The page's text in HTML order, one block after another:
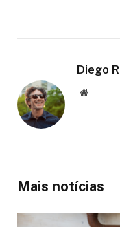
Diego
Website
Mais notícias